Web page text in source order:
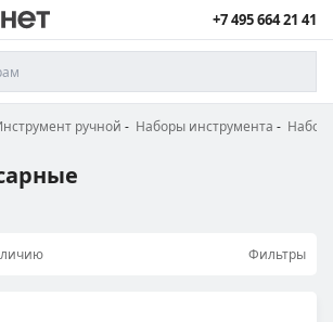
+7 495 664 21 41
ручной Наборы инструмента
Фильтры